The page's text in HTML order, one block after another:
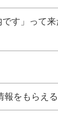
す」って
をもらえる